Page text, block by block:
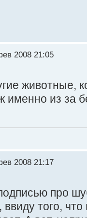
2008 21:05
животные,
именно из за
2008 21:17
про
того,